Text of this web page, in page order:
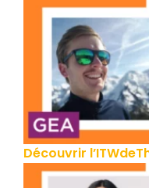
Découvrir